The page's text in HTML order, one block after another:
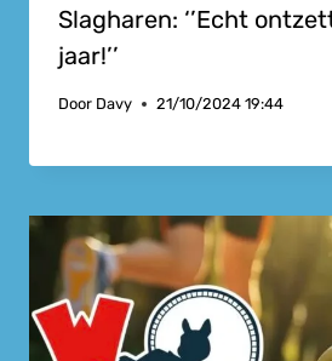
Slagharen: ‘’Echt
jaar!’’
Door Davy 21/10/2024 19:44